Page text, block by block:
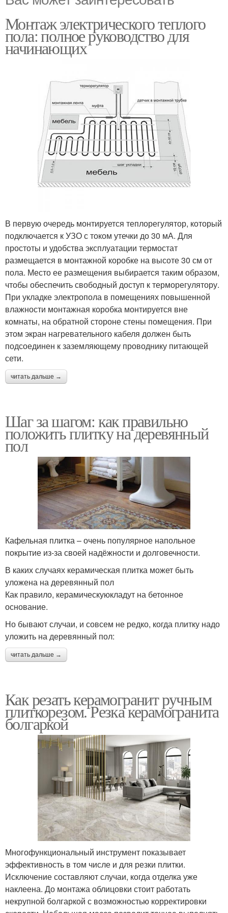
Монтаж электрического теплого
пола: полное руководство для
начинающих
В первую очередь монтируется теплорегулятор, который
подключается к УЗО с током утечки до 30 мА. Для
простоты и удобства эксплуатации термостат
размещается в монтажной коробке на высоте 30 см от
пола. Место ее размещения выбирается таким образом,
чтобы обеспечить свободный доступ к терморегулятору.
При укладке электропола в помещениях повышенной
влажности монтажная коробка монтируется вне
комнаты, на обратной стороне стены помещения. При
этом экран нагревательного кабеля должен быть
подсоединен к заземляющему проводнику питающей
сети.
читать дальше →
Шаг за шагом: как правильно
положить плитку на деревянный
пол
Кафельная плитка – очень популярное напольное
покрытие из-за своей надёжности и долговечности.
В каких случаях керамическая плитка может быть
уложена на деревянный пол
Как правило, керамическуюкладут на бетонное
основание.
Но бывают случаи, и совсем не редко, когда плитку надо
уложить на деревянный пол:
читать дальше →
Как резать керамогранит ручным
плиткорезом. Резка керамогранита
болгаркой
Многофункциональный инструмент показывает
эффективность в том числе и для резки плитки.
Исключение составляют случаи, когда отделка уже
наклеена. До монтажа облицовки стоит работать
некрупной болгаркой с возможностью корректировки